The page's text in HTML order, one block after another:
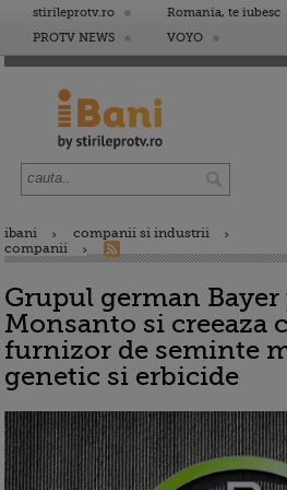
stirileprotv.ro Romania, te iubesc
PROTV NEWS
VOYO
ibani
companii si industrii
companii
Grupul german Bayer
Monsanto si creeaza
furnizor de seminte
genetic si erbicide